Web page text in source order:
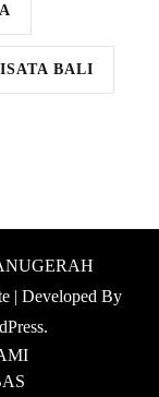
BALI
| Developed By
.